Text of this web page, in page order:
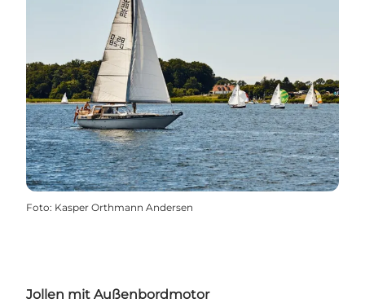
Foto: Kasper Orthmann Andersen
Jollen mit Außenbordmotor